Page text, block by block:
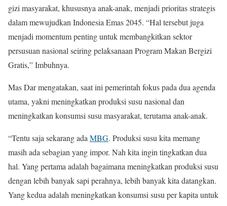
gizi masyarakat, khususnya anak-anak, menjadi prioritas strategis
dalam mewujudkan Indonesia Emas 2045. “Hal tersebut juga
menjadi momentum penting untuk membangkitkan sektor
persusuan nasional seiring pelaksanaan Program Makan Bergizi
Gratis,” Imbuhnya.
Mas Dar mengatakan, saat ini pemerintah fokus pada dua agenda
utama, yakni meningkatkan produksi susu nasional dan
meningkatkan konsumsi susu masyarakat, terutama anak-anak.
“Tentu saja sekarang ada MBG. Produksi susu kita memang
masih ada sebagian yang impor. Nah kita ingin tingkatkan dua
hal. Yang pertama adalah bagaimana meningkatkan produksi susu
dengan lebih banyak sapi perahnya, lebih banyak kita datangkan.
Yang kedua adalah meningkatkan konsumsi susu per kapita untuk